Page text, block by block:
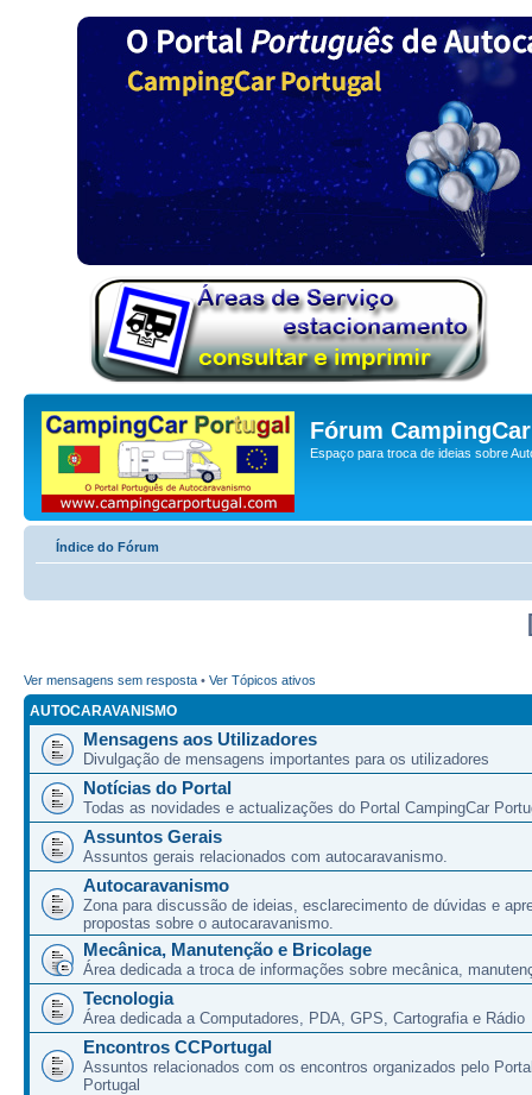
Fórum
Espaço para troca de ideias sobre
Índice do Fórum
Ver mensagens sem resposta • Ver Tópicos ativos
AUTOCARAVANISMO
Mensagens aos Utilizadores
Divulgação de mensagens importantes para os utilizadores
Notícias do Portal
Todas as novidades e actualizações do Portal CampingCar
Assuntos Gerais
Assuntos gerais relacionados com autocaravanismo.
Autocaravanismo
Zona para discussão de ideias, esclarecimento de dúvidas e
propostas sobre o autocaravanismo.
Mecânica, Manutenção e Bricolage
Área dedicada a troca de informações sobre mecânica,
Tecnologia
Área dedicada a Computadores, PDA, GPS, Cartografia e Rádio
Encontros CCPortugal
Assuntos relacionados com os encontros organizados pelo
Portugal